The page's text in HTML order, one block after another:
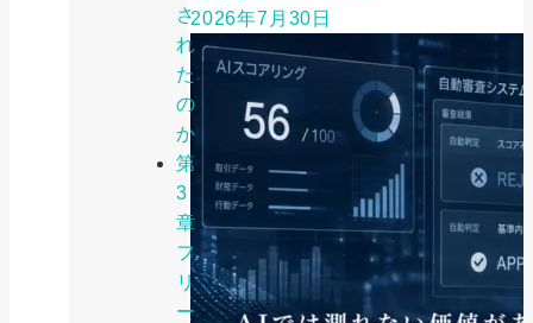
さ
れ
た
の
か
第
3
章
フ
リ
ー
2026年7月30日